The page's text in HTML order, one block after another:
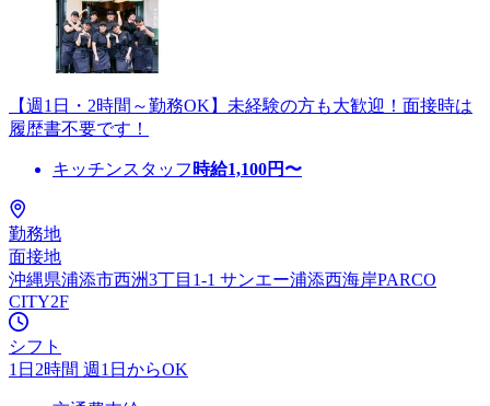
【週1日・2時間～勤務OK】未経験の方も大歓迎！面接時は
履歴書不要です！
キッチンスタッフ 時給1,100円〜
勤務地
面接地
沖縄県浦添市西洲3丁目1-1 サンエー浦添西海岸PARCO
CITY2F
シフト
1日2時間 週1日からOK